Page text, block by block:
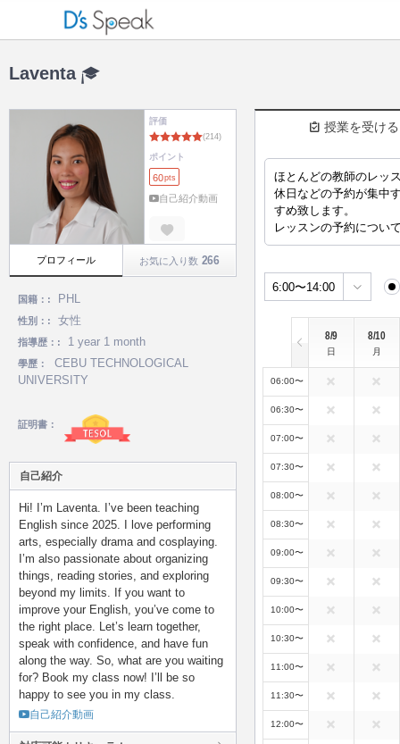
Laventa
評価
(214)
ポイント
60pts
自己紹介動画
プロフィール お気に入り数 266
国籍：: PHL
性別：: 女性
指導歴：: 1 year 1 month
學歷：
CEBU TECHNOLOGICAL
UNIVERSITY
証明書：
自己紹介
Hi! I’m Laventa. I’ve been teaching
English since 2025. I love performing
arts, especially drama and cosplaying.
I’m also passionate about organizing
things, reading stories, and exploring
beyond my limits. If you want to
improve your English, you’ve come to
the right place. Let’s learn together,
speak with confidence, and have fun
along the way. So, what are you waiting
for? Book my class now! I’ll be so
happy to see you in my class.
自己紹介動画
授業を受ける
ほとんどの教師のレッ
休日などの予約が集中
すめ致します。
レッスンの予約につい
6:00〜14:00
8/9
日
8/10
月
06:00〜
06:30〜
07:00〜
07:30〜
08:00〜
08:30〜
09:00〜
09:30〜
10:00〜
10:30〜
11:00〜
11:30〜
12:00〜